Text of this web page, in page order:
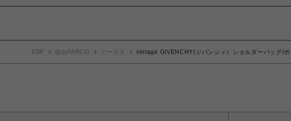
TOP 仙台PARCO ノークス vintage GIVENCHY(ジバンシィ）ショルダーバッグ/ポ